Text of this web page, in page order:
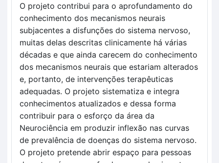
O projeto contribui para o aprofundamento do
conhecimento dos mecanismos neurais
subjacentes a disfunções do sistema nervoso,
muitas delas descritas clinicamente há várias
décadas e que ainda carecem do conhecimento
dos mecanismos neurais que estariam alterados
e, portanto, de intervenções terapêuticas
adequadas. O projeto sistematiza e integra
conhecimentos atualizados e dessa forma
contribuir para o esforço da área da
Neurociência em produzir inflexão nas curvas
de prevalência de doenças do sistema nervoso.
O projeto pretende abrir espaço para pessoas